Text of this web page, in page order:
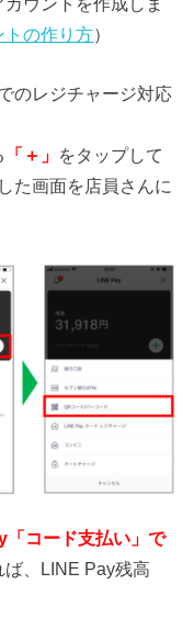
トの作り方）
のレジチャージ対応
「＋」 をタップして
た画面を店員さんに
「コード支払い」で
ば、LINE Pay残高